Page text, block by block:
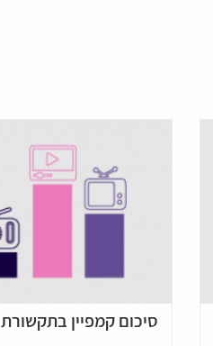
סיכום קמפיין בתקשורת